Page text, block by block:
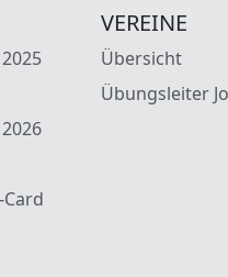
VEREINE
Übersicht
Übungsleiter